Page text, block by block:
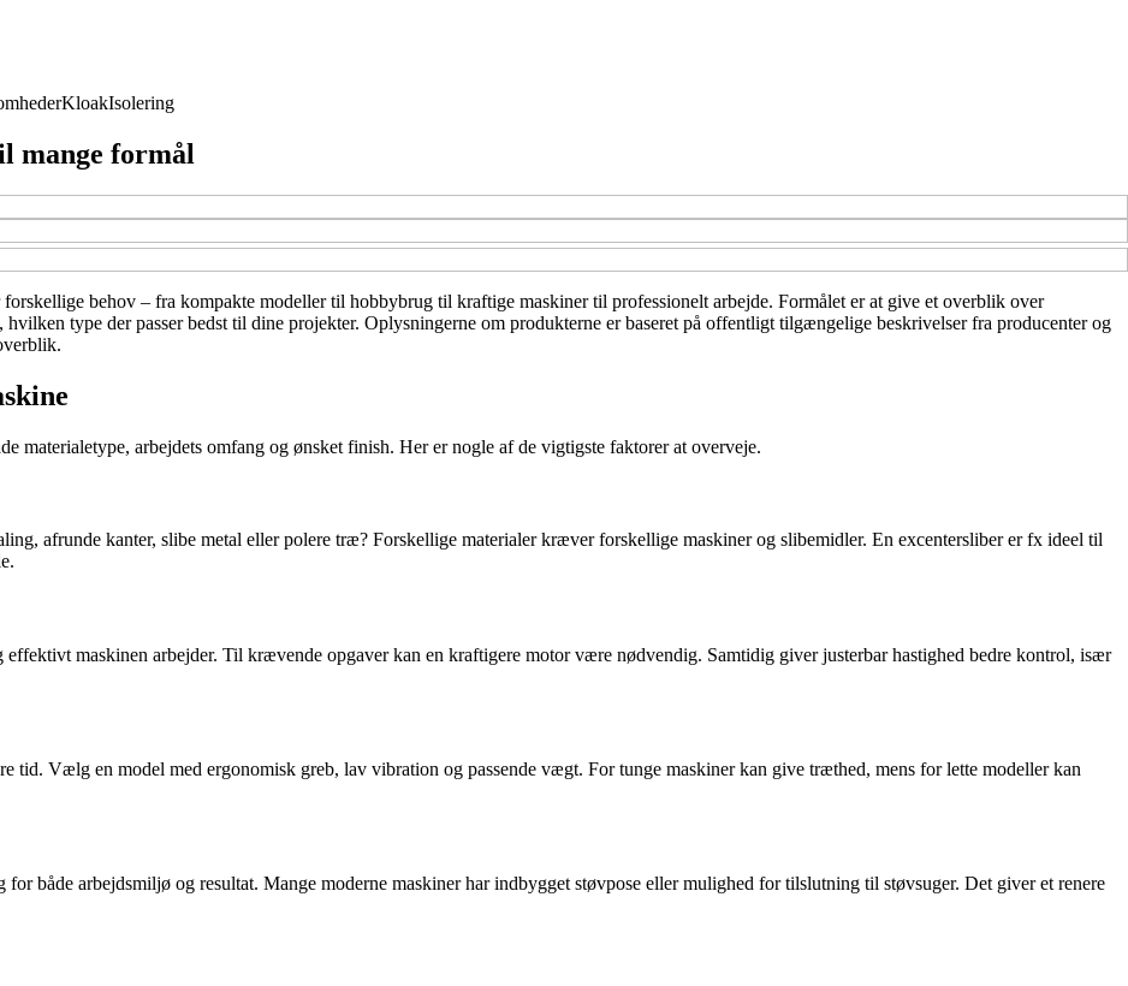
KloakIsolering
mange formål
behov – fra kompakte modeller til hobbybrug til kraftige maskiner til professionelt arbejde. Formålet er at give et overblik over
type der passer bedst til dine projekter. Oplysningerne om produkterne er baseret på offentligt tilgængelige beskrivelser fra producenter og
materialetype, arbejdets omfang og ønsket finish. Her er nogle af de vigtigste faktorer at overveje.
afrunde kanter, slibe metal eller polere træ? Forskellige materialer kræver forskellige maskiner og slibemidler. En excentersliber er fx ideel til
maskinen arbejder. Til krævende opgaver kan en kraftigere motor være nødvendig. Samtidig giver justerbar hastighed bedre kontrol, især
tid. Vælg en model med ergonomisk greb, lav vibration og passende vægt. For tunge maskiner kan give træthed, mens for lette modeller kan
både arbejdsmiljø og resultat. Mange moderne maskiner har indbygget støvpose eller mulighed for tilslutning til støvsuger. Det giver et renere